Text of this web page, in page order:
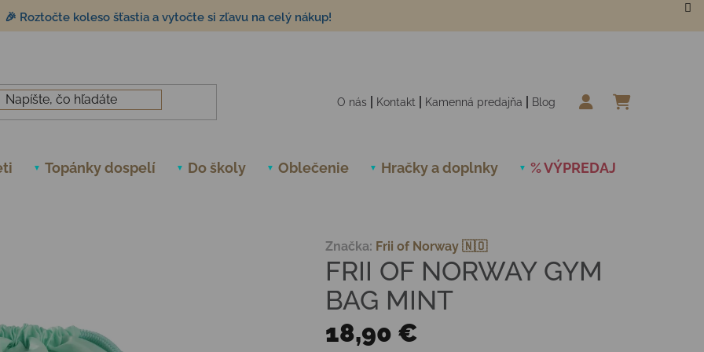
🎉 Roztočte koleso šťastia a vytočte si zľavu na celý nákup!
O nás Kontakt Kamenná predajňa Blog
Topánky dospelí Do školy Oblečenie Hračky a doplnky % VÝPREDAJ
FRII OF NORWAY GYM
BAG MINT
Značka: Frii of Norway 🇳🇴
18,90 €